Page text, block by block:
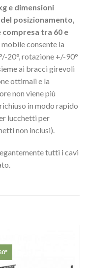
e dimensioni
posizionamento,
tra 60 e
consente la
20°, rotazione +/-90°
ai bracci girevoli
ottimali e la
non viene più
in modo rapido
lucchetti per
non inclusi).
tutti i cavi